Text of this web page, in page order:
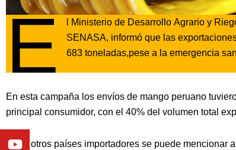
E
l Ministerio de Desarrollo Agrario y
SENASA, informó que las
683 toneladas,pese a la emergencia
En esta campaña los envíos de mango peruano
principal consumidor, con el 40% del volumen total
Entre otros países importadores se puede
Youtube
Facebook
Twitter
Linkedin
Instagram